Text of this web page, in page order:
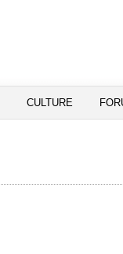
CULTURE